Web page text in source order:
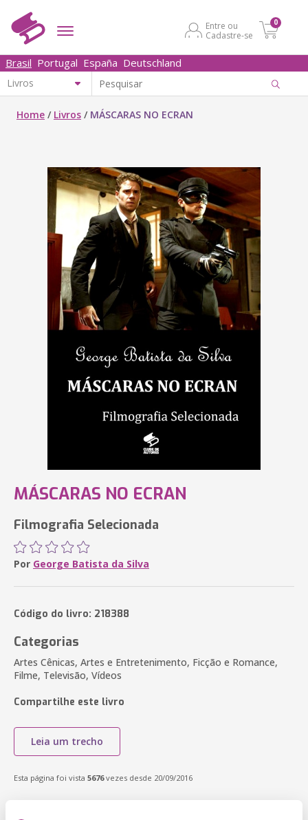
Entre ou
Cadastre-se
0
Brasil Portugal España Deutschland
Home / Livros / MÁSCARAS NO ECRAN
MÁSCARAS NO ECRAN
Filmografia Selecionada
Por George Batista da Silva
Código do livro: 218388
Categorias
Artes Cênicas, Artes e Entretenimento, Ficção e Romance,
Filme, Televisão, Vídeos
Compartilhe este livro
Leia um trecho
Esta página foi vista 5676vezes desde 20/09/2016